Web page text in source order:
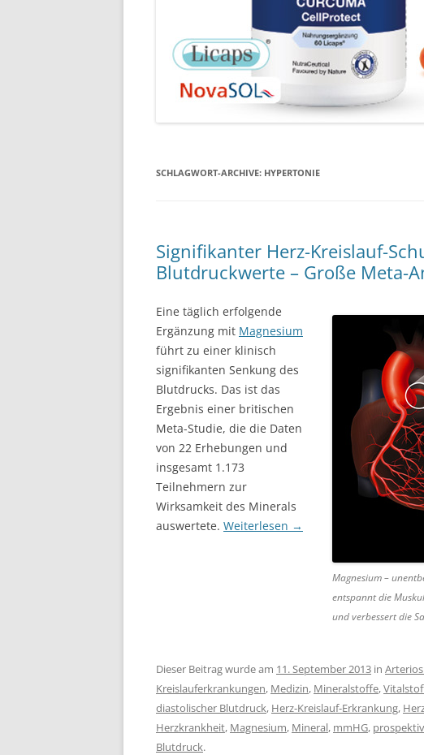
SCHLAGWORT-ARCHIVE: HYPERTONIE
Signifikanter Herz-Kreislauf-
Blutdruckwerte – Große Meta-
Magnesium –
entspannt die
und verbessert die
Eine täglich erfolgende
Ergänzung mit Magnesium
führt zu einer klinisch
signifikanten Senkung des
Blutdrucks. Das ist das
Ergebnis einer britischen
Meta-Studie, die die Daten
von 22 Erhebungen und
insgesamt 1.173
Teilnehmern zur
Wirksamkeit des Minerals
auswertete. Weiterlesen →
Dieser Beitrag wurde am 11. September 2013 in
Kreislauferkrankungen, Medizin, Mineralstoffe,
diastolischer Blutdruck, Herz-Kreislauf-Erkrankung,
Herzkrankheit, Magnesium, Mineral, mmHG,
Blutdruck.